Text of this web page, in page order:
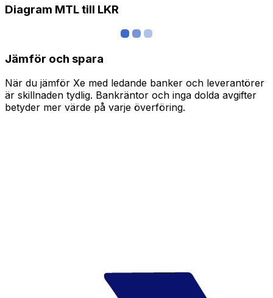
Diagram MTL till LKR
Jämför och spara
När du jämför Xe med ledande banker och leverantörer
är skillnaden tydlig. Bankräntor och inga dolda avgifter
betyder mer värde på varje överföring.